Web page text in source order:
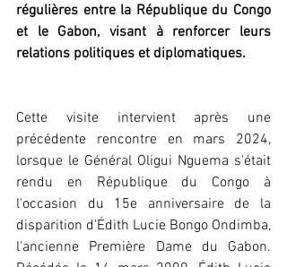
régulières entre la République du Congo
et le Gabon, visant à renforcer leurs
relations politiques et diplomatiques.
Cette visite intervient après une
précédente rencontre en mars 2024,
lorsque le Général Oligui Nguema s'était
rendu en République du Congo à
l'occasion du 15e anniversaire de la
disparition d'Édith Lucie Bongo Ondimba,
l'ancienne Première Dame du Gabon.